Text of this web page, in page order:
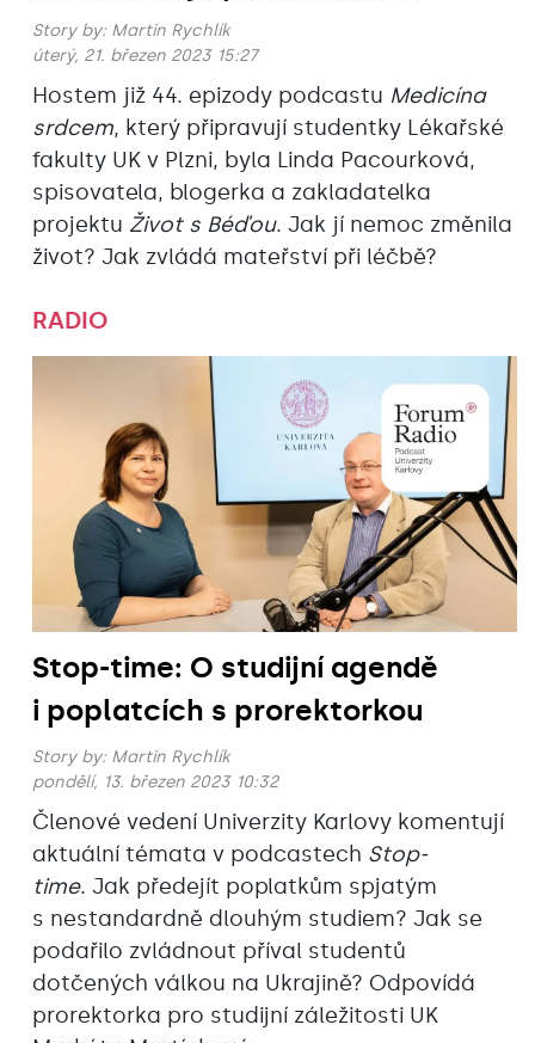
Story by: Martin Rychlík
úterý, 21. březen 2023 15:27
Hostem již 44. epizody podcastu Medicína
srdcem, který připravují studentky Lékařské
fakulty UK v Plzni, byla Linda Pacourková,
spisovatela, blogerka a zakladatelka
projektu Život s Béďou. Jak jí nemoc změnila
život? Jak zvládá mateřství při léčbě?
RADIO
Stop-time: O studijní agendě
i poplatcích s prorektorkou
Story by: Martin Rychlík
pondělí, 13. březen 2023 10:32
Členové vedení Univerzity Karlovy komentují
aktuální témata v podcastech Stop-
time. Jak předejít poplatkům spjatým
s nestandardně dlouhým studiem? Jak se
podařilo zvládnout příval studentů
dotčených válkou na Ukrajině? Odpovídá
prorektorka pro studijní záležitosti UK